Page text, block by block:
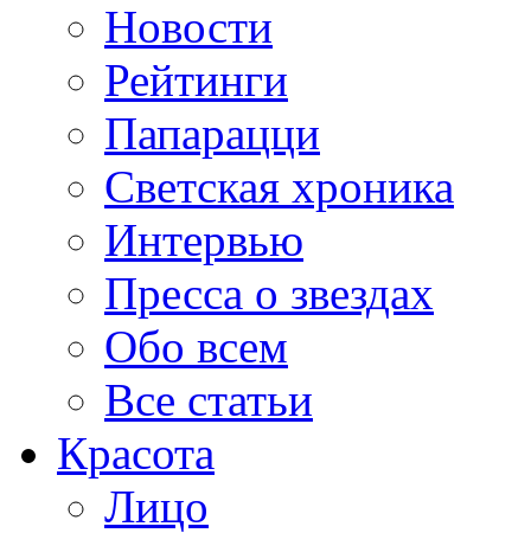
Новости
Рейтинги
Папарацци
Светская хроника
Интервью
Пресса о звездах
Обо всем
Все статьи
Красота
Лицо